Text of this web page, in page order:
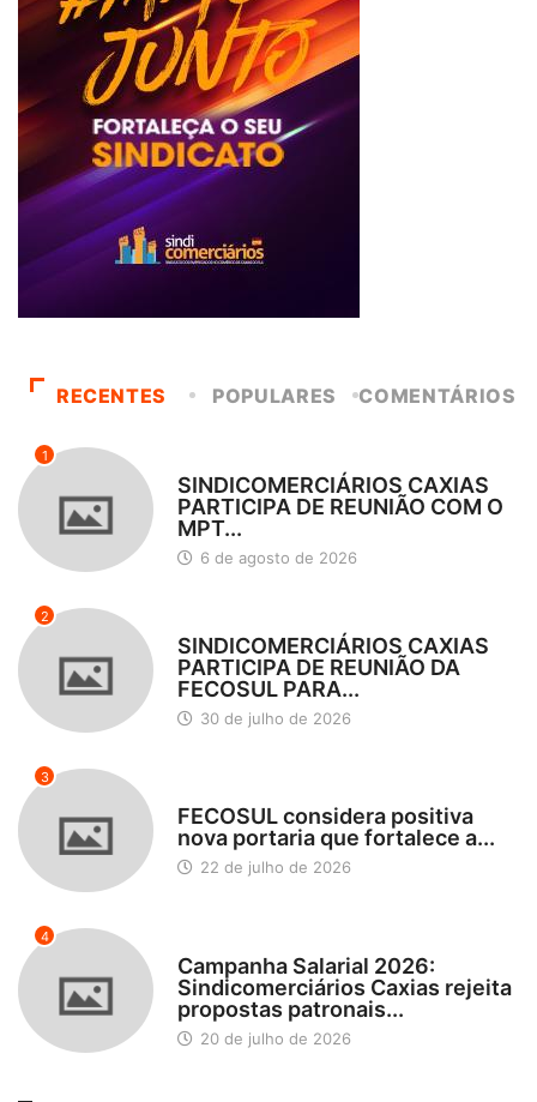
RECENTES POPULARES COMENTÁRIOS
1
SINDICOMERCIÁRIOS CAXIAS
PARTICIPA DE REUNIÃO COM O
MPT...
6 de agosto de 2026
2
SINDICOMERCIÁRIOS CAXIAS
PARTICIPA DE REUNIÃO DA
FECOSUL PARA...
30 de julho de 2026
3
FECOSUL considera positiva
nova portaria que fortalece a...
22 de julho de 2026
4
Campanha Salarial 2026:
Sindicomerciários Caxias rejeita
propostas patronais...
20 de julho de 2026